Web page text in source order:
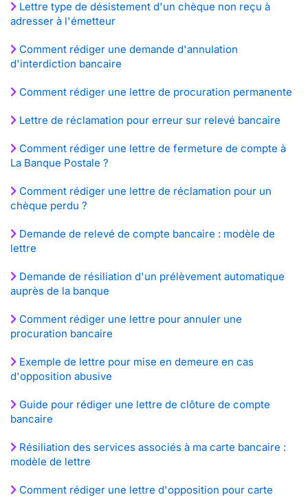
Lettre type de désistement d'un chèque non reçu à
adresser à l'émetteur
Comment rédiger une demande d'annulation
d'interdiction bancaire
Comment rédiger une lettre de procuration permanente
Lettre de réclamation pour erreur sur relevé bancaire
Comment rédiger une lettre de fermeture de compte à
La Banque Postale ?
Comment rédiger une lettre de réclamation pour un
chèque perdu ?
Demande de relevé de compte bancaire : modèle de
lettre
Demande de résiliation d'un prélèvement automatique
auprès de la banque
Comment rédiger une lettre pour annuler une
procuration bancaire
Exemple de lettre pour mise en demeure en cas
d'opposition abusive
Guide pour rédiger une lettre de clôture de compte
bancaire
Résiliation des services associés à ma carte bancaire :
modèle de lettre
Comment rédiger une lettre d'opposition pour carte